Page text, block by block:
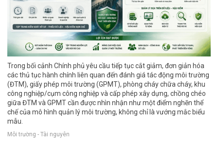
Trong bối cảnh Chính phủ yêu cầu tiếp tục cắt giảm, đơn giản hóa
các thủ tục hành chính liên quan đến đánh giá tác động môi trường
(ĐTM), giấy phép môi trường (GPMT), phòng cháy chữa cháy, khu
công nghiệp/cụm công nghiệp và cấp phép xây dựng, chồng chéo
giữa ĐTM và GPMT cần được nhìn nhận như một điểm nghẽn thể
chế của mô hình quản lý môi trường, không chỉ là vướng mắc biểu
mẫu.
Môi trường - Tài nguyên